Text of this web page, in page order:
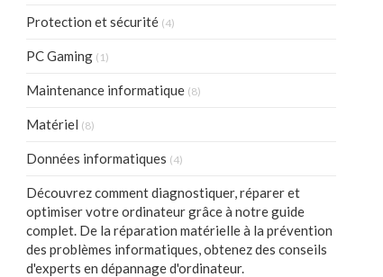
Protection et sécurité (4)
PC Gaming (1)
Maintenance informatique (8)
Matériel (8)
Données informatiques (4)
Découvrez comment diagnostiquer, réparer et
optimiser votre ordinateur grâce à notre guide
complet. De la réparation matérielle à la prévention
des problèmes informatiques, obtenez des conseils
d'experts en dépannage d'ordinateur.